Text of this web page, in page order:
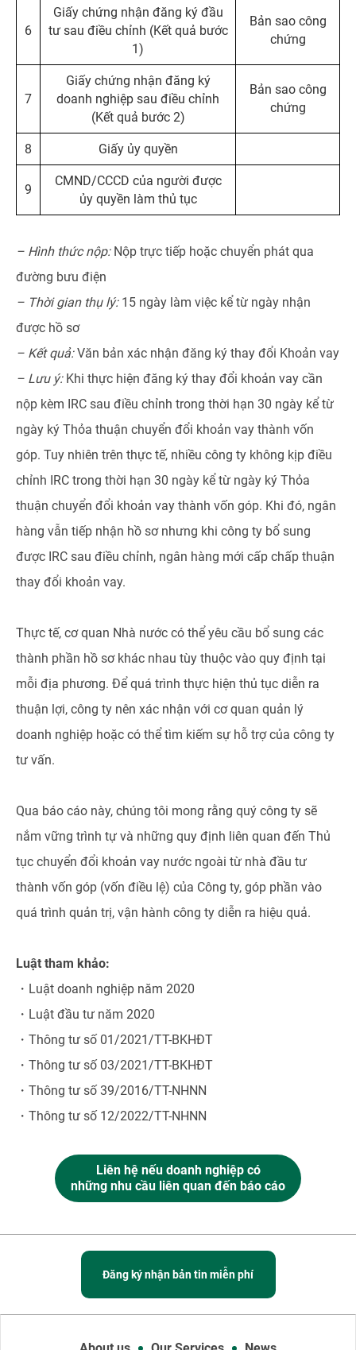
6
Giấy chứng nhận đăng ký đầu
tư sau điều chỉnh (Kết quả bước
1)
Bản sao công
chứng
7
Giấy chứng nhận đăng ký
doanh nghiệp sau điều chỉnh
(Kết quả bước 2)
Bản sao công
chứng
8 Giấy ủy quyền
9
CMND/CCCD của người được
ủy quyền làm thủ tục
– Hình thức nộp:Nộp trực tiếp hoặc chuyển phát qua
đường bưu điện
– Thời gian thụ lý:15 ngày làm việc kể từ ngày nhận
được hồ sơ
– Kết quả:Văn bản xác nhận đăng ký thay đổi Khoản vay
– Lưu ý:Khi thực hiện đăng ký thay đổi khoản vay cần
nộp kèm IRC sau điều chỉnh trong thời hạn 30 ngày kể từ
ngày ký Thỏa thuận chuyển đổi khoản vay thành vốn
góp. Tuy nhiên trên thực tế, nhiều công ty không kịp điều
chỉnh IRC trong thời hạn 30 ngày kể từ ngày ký Thỏa
thuận chuyển đổi khoản vay thành vốn góp. Khi đó, ngân
hàng vẫn tiếp nhận hồ sơ nhưng khi công ty bổ sung
được IRC sau điều chỉnh, ngân hàng mới cấp chấp thuận
thay đổi khoản vay.
Thực tế, cơ quan Nhà nước có thể yêu cầu bổ sung các
thành phần hồ sơ khác nhau tùy thuộc vào quy định tại
mỗi địa phương. Để quá trình thực hiện thủ tục diễn ra
thuận lợi, công ty nên xác nhận với cơ quan quản lý
doanh nghiệp hoặc có thể tìm kiếm sự hỗ trợ của công ty
tư vấn.
Qua báo cáo này, chúng tôi mong rằng quý công ty sẽ
nắm vững trình tự và những quy định liên quan đến Thủ
tục chuyển đổi khoản vay nước ngoài từ nhà đầu tư
thành vốn góp (vốn điều lệ) của Công ty, góp phần vào
quá trình quản trị, vận hành công ty diễn ra hiệu quả.
Luật tham khảo:
・Luật doanh nghiệp năm 2020
・Luật đầu tư năm 2020
・Thông tư số 01/2021/TT-BKHĐT
・Thông tư số 03/2021/TT-BKHĐT
・Thông tư số 39/2016/TT-NHNN
・Thông tư số 12/2022/TT-NHNN
Liên hệ nếu doanh nghiệp có
những nhu cầu liên quan đến báo cáo
Đăng ký nhận bản tin miễn phí